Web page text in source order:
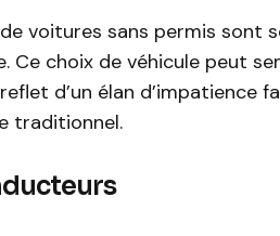
de voitures sans permis sont
Ce choix de véhicule peut
d’un élan d’impatience
traditionnel.